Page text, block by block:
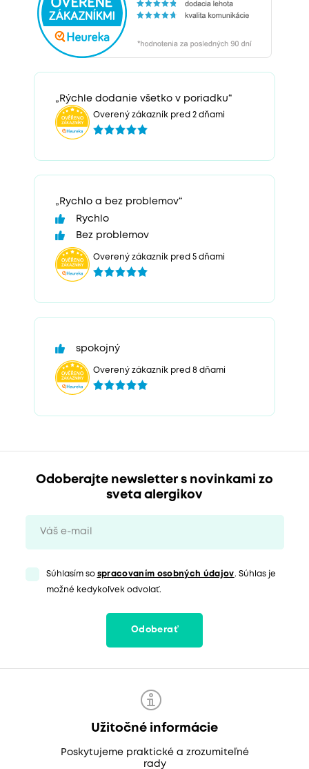
„Rýchle dodanie všetko v poriadku“
Overený zákazník pred 2 dňami
„Rychlo a bez problemov“
Rychlo
Bez problemov
Overený zákazník pred 5 dňami
spokojný
Overený zákazník pred 8 dňami
Odoberajte newsletter s novinkami zo
sveta alergikov
Súhlasím so spracovaním osobných údajov. Súhlas je
možné kedykoľvek odvolať.
Odoberať
Užitočné informácie
Poskytujeme praktické a zrozumiteľné
rady